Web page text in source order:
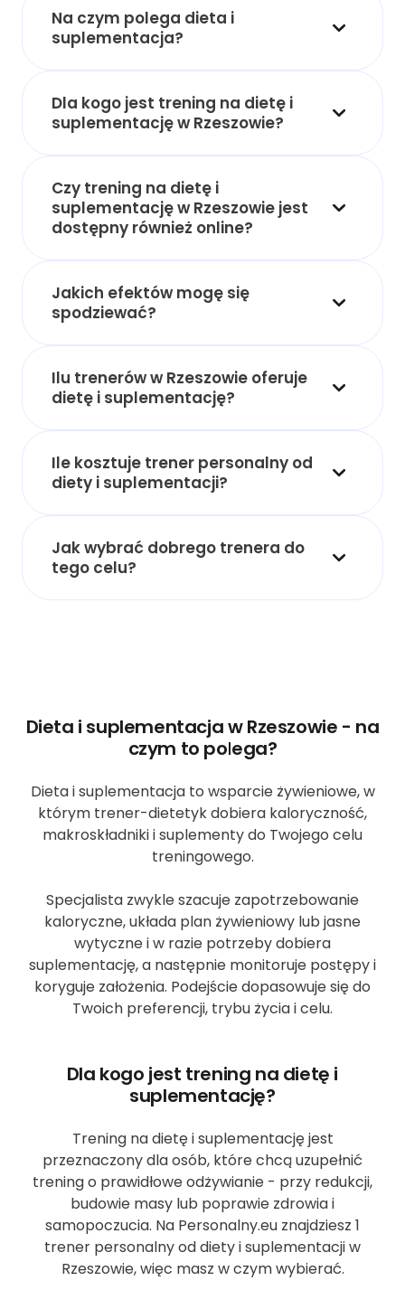
Na czym polega dieta i
suplementacja?
Dla kogo jest trening na dietę i
suplementację w Rzeszowie?
Czy trening na dietę i
suplementację w Rzeszowie jest
dostępny również online?
Jakich efektów mogę się
spodziewać?
Ilu trenerów w Rzeszowie oferuje
dietę i suplementację?
Ile kosztuje trener personalny od
diety i suplementacji?
Jak wybrać dobrego trenera do
tego celu?
Dieta i suplementacja w Rzeszowie - na
czym to polega?
Dieta i suplementacja to wsparcie żywieniowe, w
którym trener-dietetyk dobiera kaloryczność,
makroskładniki i suplementy do Twojego celu
treningowego.
Specjalista zwykle szacuje zapotrzebowanie
kaloryczne, układa plan żywieniowy lub jasne
wytyczne i w razie potrzeby dobiera
suplementację, a następnie monitoruje postępy i
koryguje założenia. Podejście dopasowuje się do
Twoich preferencji, trybu życia i celu.
Dla kogo jest trening na dietę i
suplementację?
Trening na dietę i suplementację jest
przeznaczony dla osób, które chcą uzupełnić
trening o prawidłowe odżywianie - przy redukcji,
budowie masy lub poprawie zdrowia i
samopoczucia. Na Personalny.eu znajdziesz 1
trener personalny od diety i suplementacji w
Rzeszowie, więc masz w czym wybierać.